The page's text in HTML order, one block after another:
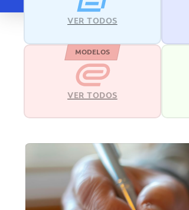
VER TODOS
MODELOS
VER TODOS